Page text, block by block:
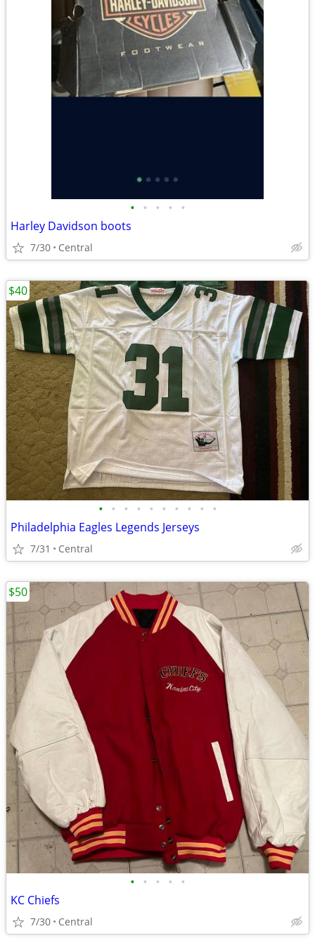
• • • • •
Harley Davidson boots
7/30 Central
• • • • • • • • • •
Philadelphia Eagles Legends Jerseys
7/31 Central
$40
• • • • •
KC Chiefs
7/30 Central
$50